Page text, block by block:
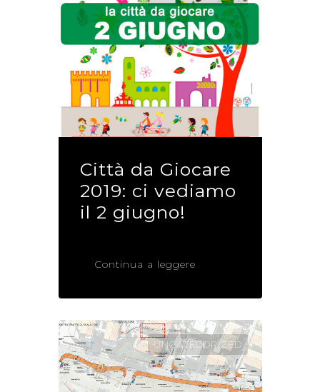
Città da Giocare
2019: ci vediamo
il 2 giugno!
Continua a leggere
UNCATEGORIZED